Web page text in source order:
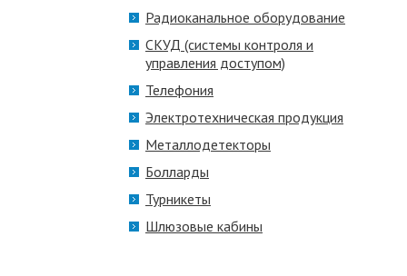
Радиоканальное оборудование
СКУД (системы контроля и
управления доступом)
Телефония
Электротехническая продукция
Металлодетекторы
Болларды
Турникеты
Шлюзовые кабины